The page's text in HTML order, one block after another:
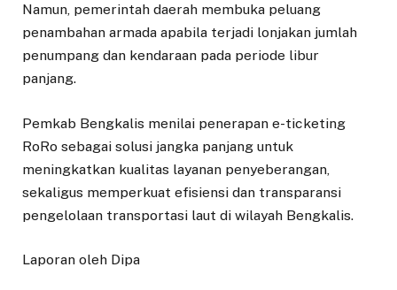
Namun, pemerintah daerah membuka peluang
penambahan armada apabila terjadi lonjakan jumlah
penumpang dan kendaraan pada periode libur
panjang.
Pemkab Bengkalis menilai penerapan e-ticketing
RoRo sebagai solusi jangka panjang untuk
meningkatkan kualitas layanan penyeberangan,
sekaligus memperkuat efisiensi dan transparansi
pengelolaan transportasi laut di wilayah Bengkalis.
Laporan oleh Dipa